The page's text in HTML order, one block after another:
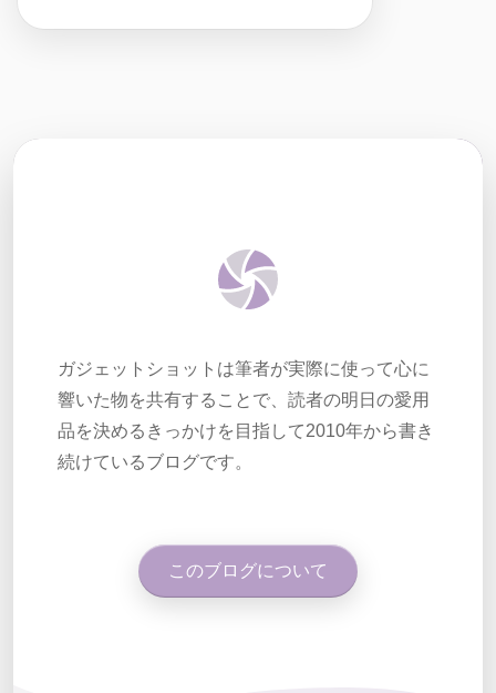
ガジェットショットは筆者が実際に使って心に
響いた物を共有することで、読者の明日の愛用
品を決めるきっかけを目指して2010年から書き
続けているブログです。
このブログについて